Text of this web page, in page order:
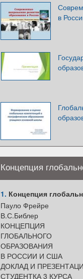
в
Концепция
1. Концепция
Пауло Фрейре
В.С.Библер
КОНЦЕПЦИЯ
ГЛОБАЛЬНОГО
ОБРАЗОВАНИЯ
В РОССИИ И США
ДОКЛАД И
СТУДЕНТКА 3 КУРСА